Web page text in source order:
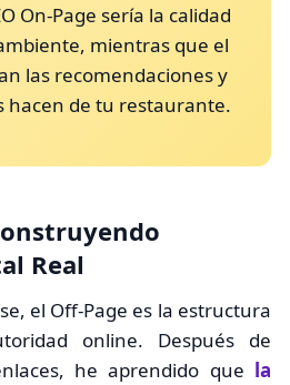
On-Page sería la calidad
mientras que el
las recomendaciones y
hacen de tu restaurante.
Real
el Off-Page es la estructura
online. Después de
he aprendido que la